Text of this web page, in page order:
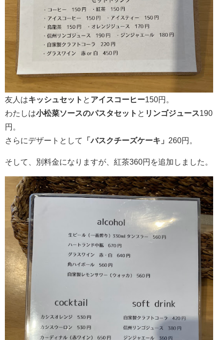
友人はキッシュセット と アイスコーヒー150円。
わたしは小松菜ソースのパスタセット と リンゴジュース190
円。
さらにデザートとして
「バスクチーズケーキ」 260円。
そして、別料金になりますが、紅茶360円を追加しました。